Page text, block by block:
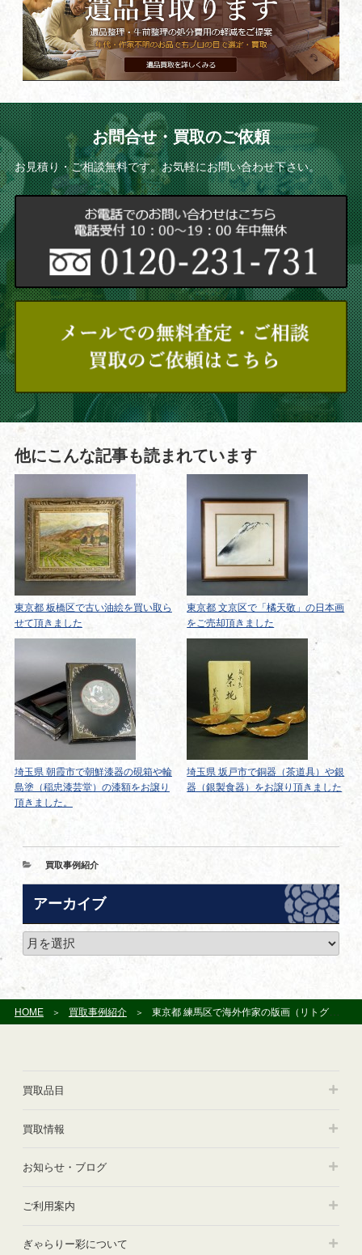
お問合せ・買取のご依頼
お見積り・ご相談無料です。お気軽にお問い合わせ下さい。
他にこんな記事も読まれています
東京都 板橋区で古い油絵を買い取ら
せて頂きました
東京都 文京区で「橘天敬」の日本画
をご売却頂きました
埼玉県 朝霞市で朝鮮漆器の硯箱や輪
島塗（稲忠漆芸堂）の漆額をお譲り
頂きました。
埼玉県 坂戸市で銅器（茶道具）や銀
器（銀製食器）をお譲り頂きました
カ
リ
買取事例紹介
アーカイブ
ア
ー
イ
ブ
HOME 買取事例紹介 東京都 練馬区で海外作家の版画（リトグラフ）やブロンズ像を買取らせて頂きました
買取品目
買取情報
お知らせ・ブログ
ご利用案内
ぎゃらりー彩について